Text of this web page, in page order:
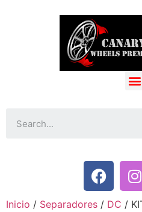
Inicio / Separadores / DC /